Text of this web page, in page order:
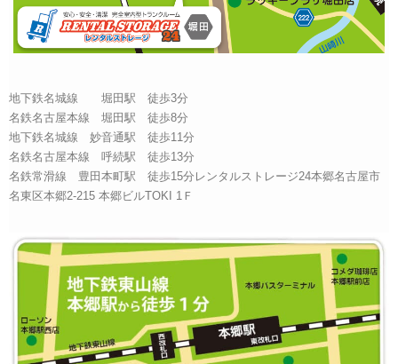
地下鉄名城線 堀田駅 徒歩3分
名鉄名古屋本線 堀田駅 徒歩8分
地下鉄名城線 妙音通駅 徒歩11分
名鉄名古屋本線 呼続駅 徒歩13分
名鉄常滑線 豊田本町駅 徒歩15分レンタルストレージ24本郷名古屋市
名東区本郷2-215 本郷ビルTOKI 1Ｆ